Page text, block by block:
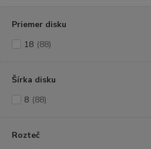
Priemer disku
18 (88)
Šírka disku
8 (88)
Rozteč